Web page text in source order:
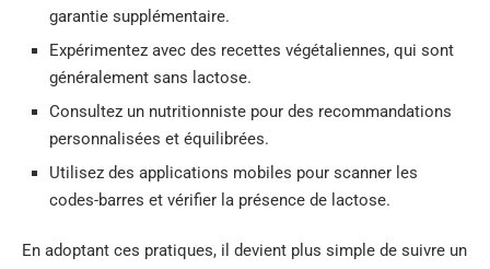
garantie supplémentaire.
Expérimentez avec des recettes végétaliennes, qui sont
généralement sans lactose.
Consultez un nutritionniste pour des recommandations
personnalisées et équilibrées.
Utilisez des applications mobiles pour scanner les
codes-barres et vérifier la présence de lactose.
En adoptant ces pratiques, il devient plus simple de suivre un